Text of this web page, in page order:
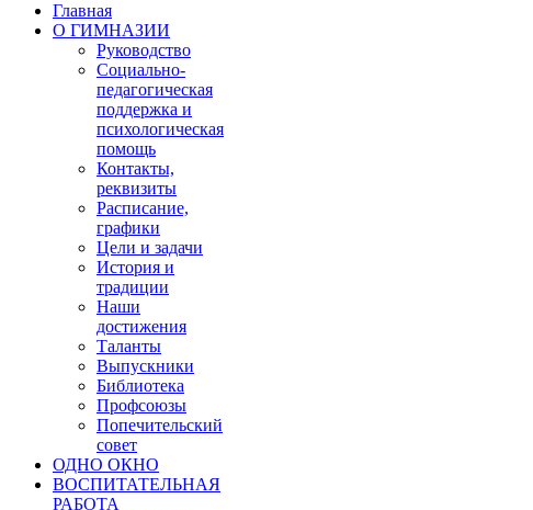
Главная
О ГИМНАЗИИ
Руководство
Социально-
педагогическая
поддержка и
психологическая
помощь
Контакты,
реквизиты
Расписание,
графики
Цели и задачи
История и
традиции
Наши
достижения
Таланты
Выпускники
Библиотека
Профсоюзы
Попечительский
совет
ОДНО ОКНО
ВОСПИТАТЕЛЬНАЯ
РАБОТА